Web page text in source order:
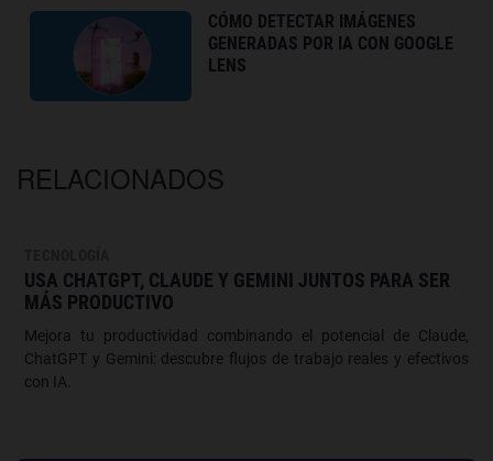
CÓMO DETECTAR IMÁGENES
GENERADAS POR IA CON GOOGLE
LENS
RELACIONADOS
USA CHATGPT, CLAUDE Y GEMINI JUNTOS PARA SER
MÁS PRODUCTIVO
Mejora tu productividad combinando el potencial de Claude,
ChatGPT y Gemini: descubre flujos de trabajo reales y efectivos
con IA.